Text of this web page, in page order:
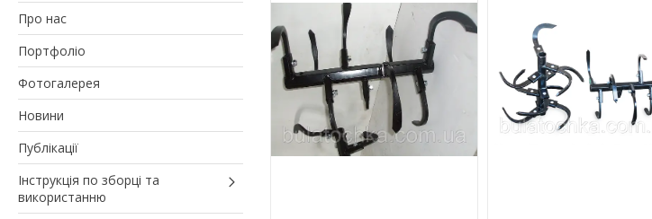
Про нас
Портфоліо
Фотогалерея
Новини
Публікації
Інструкція по зборці та
використанню